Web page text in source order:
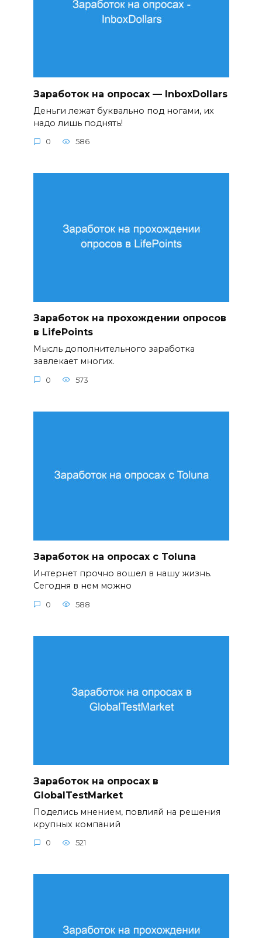
Заработок на опросах — InboxDollars
Деньги лежат буквально под ногами, их
надо лишь поднять!
0 586
Заработок на прохождении опросов
в LifePoints
Мысль дополнительного заработка
завлекает многих.
0 573
Заработок на опросах с Toluna
Интернет прочно вошел в нашу жизнь.
Сегодня в нем можно
0 588
Заработок на опросах в
GlobalTestMarket
Поделись мнением, повлияй на решения
крупных компаний
0 521